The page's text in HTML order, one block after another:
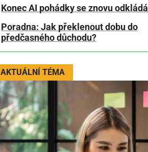
Konec AI pohádky se znovu odkládá
Poradna: Jak překlenout dobu do
předčasného důchodu?
AKTUÁLNÍ TÉMA